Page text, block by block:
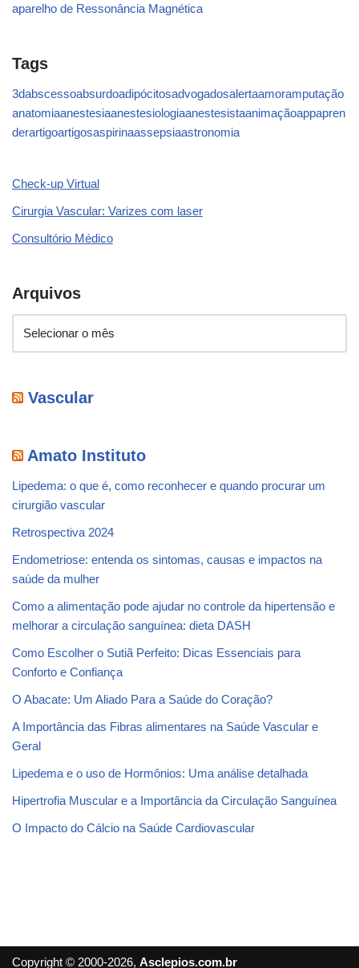
aparelho de Ressonância Magnética
Tags
3dabscessoabsurdoadipócitosadvogadosalertaamoramputação
anatomiaanestesiaanestesiologiaanestesistaanimaçãoappapren
derartigoartigosaspirinaassepsiaastronomia
Check-up Virtual
Cirurgia Vascular: Varizes com laser
Consultório Médico
Arquivos
Vascular
Amato Instituto
Lipedema: o que é, como reconhecer e quando procurar um
cirurgião vascular
Retrospectiva 2024
Endometriose: entenda os sintomas, causas e impactos na
saúde da mulher
Como a alimentação pode ajudar no controle da hipertensão e
melhorar a circulação sanguínea: dieta DASH
Como Escolher o Sutiã Perfeito: Dicas Essenciais para
Conforto e Confiança
O Abacate: Um Aliado Para a Saúde do Coração?
A Importância das Fibras alimentares na Saúde Vascular e
Geral
Lipedema e o uso de Hormônios: Uma análise detalhada
Hipertrofia Muscular e a Importância da Circulação Sanguínea
O Impacto do Cálcio na Saúde Cardiovascular
Copyright © 2000-2026, Asclepios.com.br